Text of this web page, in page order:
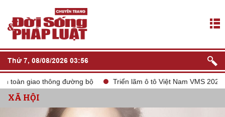
Thứ 7, 08/08/2026 03:56
giao thông đường bộ Triển lãm ô tô Việt Nam VMS 2024
XÃ HỘI